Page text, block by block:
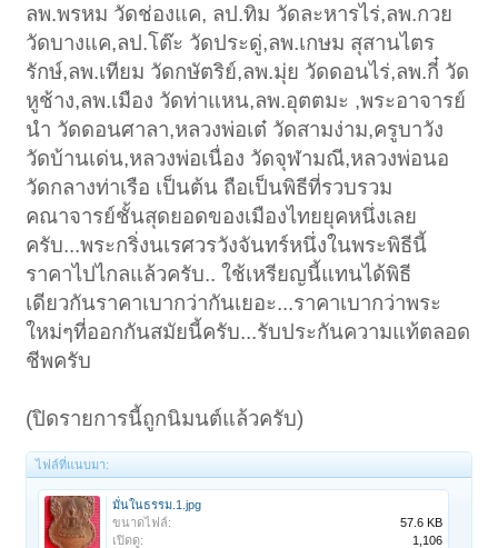
ลพ.พรหม วัดช่องแค, ลป.ทิม วัดละหารไร่,ลพ.กวย
วัดบางแค,ลป.โต๊ะ วัดประดู่,ลพ.เกษม สุสานไตร
รักษ์,ลพ.เทียม วัดกษัตริย์,ลพ.มุ่ย วัดดอนไร่,ลพ.กี๋ วัด
หูช้าง,ลพ.เมือง วัดท่าแหน,ลพ.อุตตมะ ,พระอาจารย์
นำ วัดดอนศาลา,หลวงพ่อเต๋ วัดสามง่าม,ครูบาวัง
วัดบ้านเด่น,หลวงพ่อเนื่อง วัดจุฬามณี,หลวงพ่อนอ
วัดกลางท่าเรือ เป็นต้น ถือเป็นพิธีที่รวบรวม
คณาจารย์ชั้นสุดยอดของเมืองไทยยุคหนึ่งเลย
ครับ...พระกริ่งนเรศวรวังจันทร์หนึ่งในพระพิธีนี้
ราคาไปไกลแล้วครับ.. ใช้เหรียญนี้แทนได้พิธี
เดียวกันราคาเบากว่ากันเยอะ...ราคาเบากว่าพระ
ใหม่ๆที่ออกกันสมัยนี้ครับ...รับประกันความแท้ตลอด
ชีพครับ
(ปิดรายการนี้ถูกนิมนต์แล้วครับ)
ไฟล์ที่แนบมา:
มั่นในธรรม.1.jpg
ขนาดไฟล์:
57.6 KB
เปิดดู:
1,106